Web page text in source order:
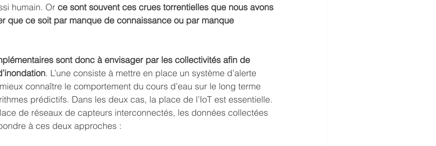
humain. Or ce sont souvent ces crues torrentielles que nous avons
que ce soit par manque de connaissance ou par manque
sont donc à envisager par les collectivités afin de
. L’une consiste à mettre en place un système d’alerte
connaître le comportement du cours d’eau sur le long terme
prédictifs. Dans les deux cas, la place de l’IoT est essentielle.
de réseaux de capteurs interconnectés, les données collectées
à ces deux approches :